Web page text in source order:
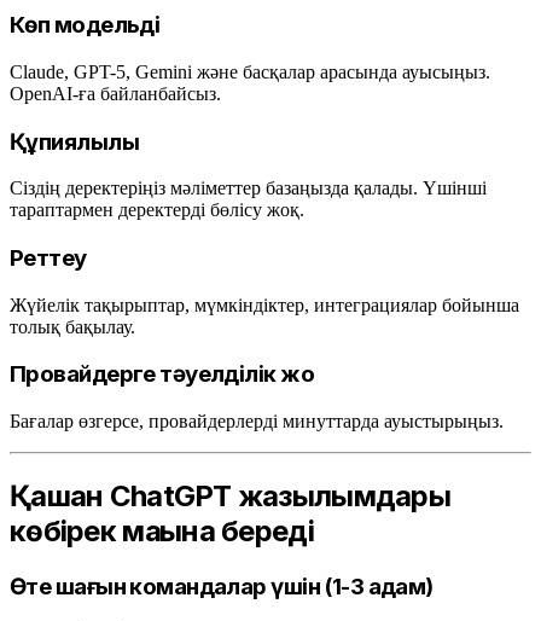
Көп модельді
Claude, GPT-5, Gemini және басқалар арасында ауысыңыз.
OpenAI-ға байланбайсыз.
Құпиялылық
Сіздің деректеріңіз мәліметтер базаңызда қалады. Үшінші
тараптармен деректерді бөлісу жоқ.
Реттеу
Жүйелік тақырыптар, мүмкіндіктер, интеграциялар бойынша
толық бақылау.
Провайдерге тәуелділік жоқ
Бағалар өзгерсе, провайдерлерді минуттарда ауыстырыңыз.
Қашан ChatGPT жазылымдары
көбірек мағына береді
Өте шағын командалар үшін (1-3 адам)